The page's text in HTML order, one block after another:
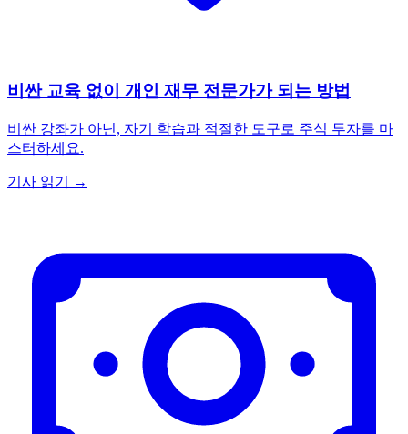
비싼 교육 없이 개인 재무 전문가가 되는 방법
비싼 강좌가 아닌, 자기 학습과 적절한 도구로 주식 투자를 마
스터하세요.
기사 읽기 →